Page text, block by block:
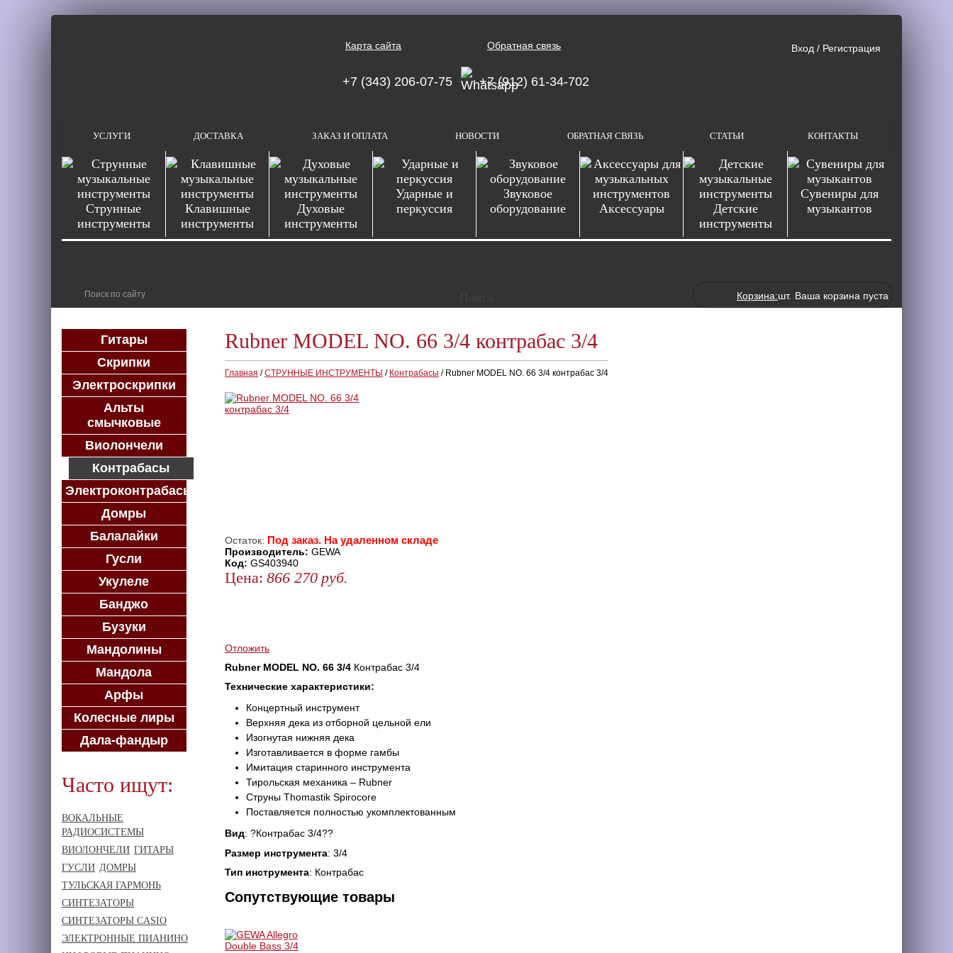
Карта сайта Обратная связь Вход / Регистрация
+7 (343) 206-07-75 +7 (912) 61-34-702
УСЛУГИ ДОСТАВКА ЗАКАЗ И ОПЛАТА НОВОСТИ ОБРАТНАЯ СВЯЗЬ СТАТЬИ КОНТАКТЫ
Струнные
инструменты
Клавишные
инструменты
Духовые
инструменты
Ударные и
перкуссия
Звуковое
оборудование
Аксессуары
Детские
инструменты
Сувениры для
музыкантов
Корзина:шт. Ваша корзина пуста
Rubner MODEL NO. 66 3/4 контрабас 3/4
Главная /СТРУННЫЕ ИНСТРУМЕНТЫ / Контрабасы / Rubner MODEL NO. 66 3/4 контрабас 3/4
Остаток: Под заказ. На удаленном складе
Производитель: GEWA
Код: GS403940
Цена: 866 270 руб.
Отложить
Rubner MODEL NO. 66 3/4 Контрабас 3/4
Технические характеристики:
Концертный инструмент
Верхняя дека из отборной цельной ели
Изогнутая нижняя дека
Изготавливается в форме гамбы
Имитация старинного инструмента
Тирольская механика – Rubner
Струны Thomastik Spirocore
Поставляется полностью укомплектованным
Вид: ?Контрабас 3/4??
Размер инструмента: 3/4
Тип инструмента: Контрабас
Сопутствующие товары
Гитары
Скрипки
Электроскрипки
Альты
смычковые
Виолончели
Контрабасы
Электроконтрабасы
Домры
Балалайки
Гусли
Укулеле
Банджо
Бузуки
Мандолины
Мандола
Арфы
Колесные лиры
Дала-фандыр
Часто ищут:
ВОКАЛЬНЫЕ
РАДИОСИСТЕМЫ
ВИОЛОНЧЕЛИ ГИТАРЫ
ГУСЛИ ДОМРЫ
ТУЛЬСКАЯ ГАРМОНЬ
СИНТЕЗАТОРЫ
СИНТЕЗАТОРЫ CASIO
ЭЛЕКТРОННЫЕ ПИАНИНО